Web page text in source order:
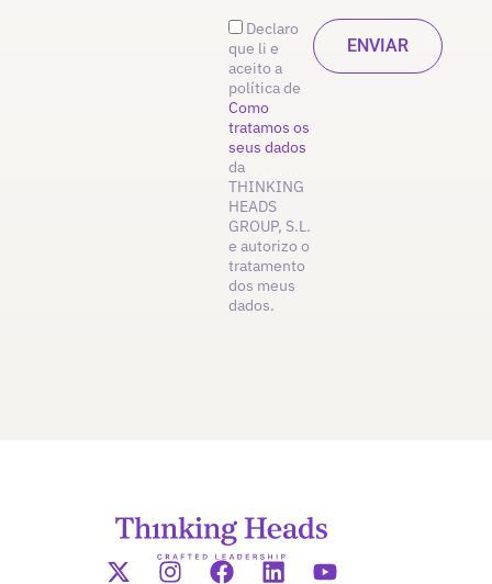
Declaro
que li e
aceito a
política de
Como
tratamos os
seus dados
da
THINKING
HEADS
GROUP, S.L.
e autorizo o
tratamento
dos meus
dados.